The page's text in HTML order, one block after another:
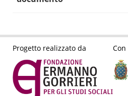
Progetto realizzato da